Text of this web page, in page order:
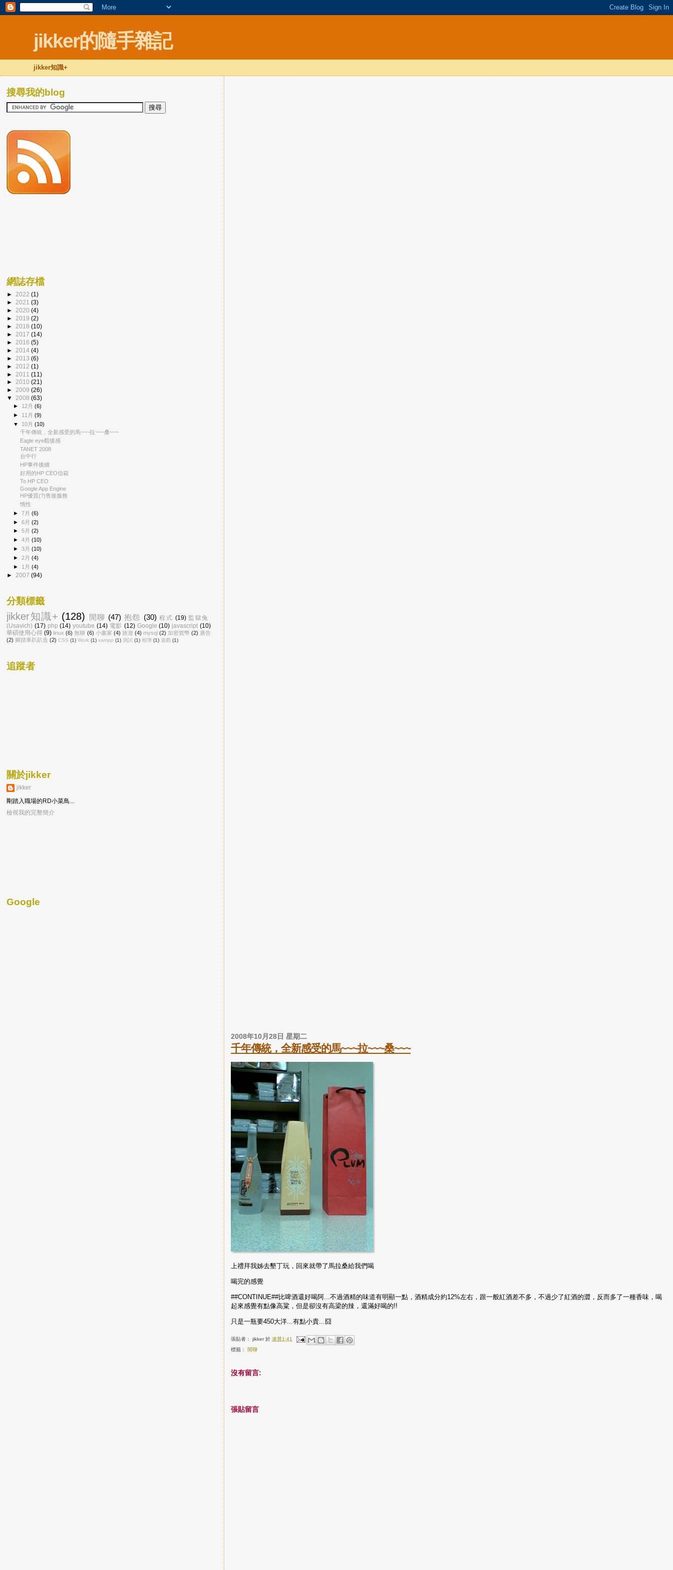
jikker的隨手雜記
jikker知識+
2008年10月28日 星期二
千年傳統，全新感受的馬~~~拉~~~桑~~~
上禮拜我姊去墾丁玩，回來就帶了馬拉桑給我們喝
喝完的感覺
##CONTINUE##比啤酒還好喝阿...不過酒精的味道有明顯一點，酒精成分約12%左右，跟一般紅酒差不多，不過少了紅酒的澀，反而多了一種香味，喝
起來感覺有點像高粱，但是卻沒有高梁的辣，還滿好喝的!!
只是一瓶要450大洋...有點小貴...囧
張貼者：jikker 於凌晨1:41
標籤： 閒聊
沒有留言:
張貼留言
搜尋我的blog
網誌存檔
► 2022 (1)
► 2021 (3)
► 2020 (4)
► 2019 (2)
► 2018 (10)
► 2017 (14)
► 2016 (5)
► 2014 (4)
► 2013 (6)
► 2012 (1)
► 2011 (11)
► 2010 (21)
► 2009 (26)
▼ 2008 (63)
► 12月(6)
► 11月(9)
▼ 10月(10)
千年傳統，全新感受的馬~~~拉~~~桑~~~
Eagle eye觀後感
TANET 2008
台中行
HP事件後續
好用的HP CEO信箱
To HP CEO
Google App Engine
HP優質(?)售後服務
惰性
►7月(6)
►6月(2)
►5月(2)
►4月(10)
►3月(10)
►2月(4)
► 1月(4)
► 2007 (94)
分類標籤
jikker知識+ (128) 閒聊 (47) 抱怨 (30) 程式 (19) 監獄兔
(Usavich) (17) php (14) youtube (14) 電影 (12) Google (10) javascript (10)
華碩使用心得 (9) linux (6) 無聊 (6) 小畫家 (4) 旅遊 (4) mysql (2) 加密貨幣 (2) 廣告
(2) 腳踏車趴趴造 (2) CSS (1) Work (1) xampp (1) 測試 (1) 相簿 (1) 遊戲 (1)
追蹤者
關於jikker
jikker
剛踏入職場的RD小菜鳥...
檢視我的完整簡介
Google